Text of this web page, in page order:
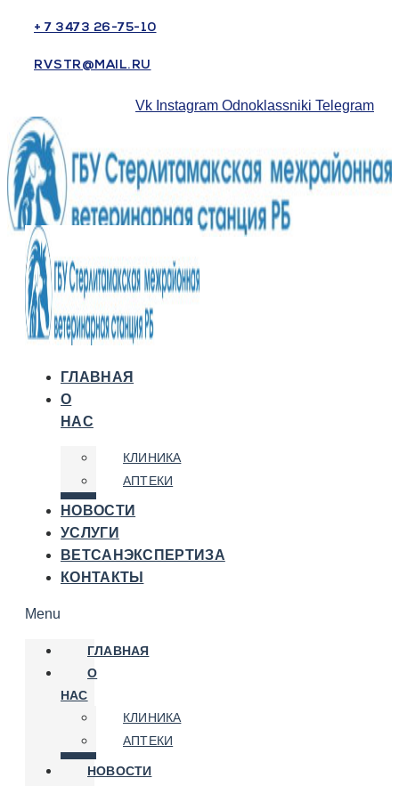
+ 7 3473 26-75-10
RVSTR@MAIL.RU
Vk Instagram Odnoklassniki Telegram
ГЛАВНАЯ
О
НАС
КЛИНИКА
АПТЕКИ
НОВОСТИ
УСЛУГИ
ВЕТСАНЭКСПЕРТИЗА
КОНТАКТЫ
Menu
ГЛАВНАЯ
О
НАС
КЛИНИКА
АПТЕКИ
НОВОСТИ